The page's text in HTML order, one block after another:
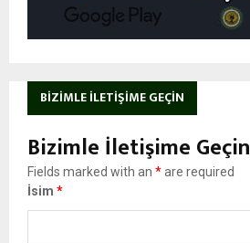
BIZIMLE İLETIŞIME GEÇIN
Bizimle İletişime Geçin
Fields marked with an *are required
İsim *